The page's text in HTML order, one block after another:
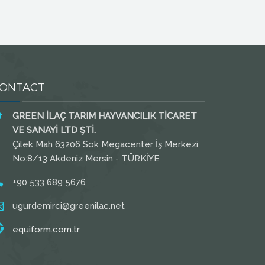
GREEN İLAÇ TARIM HAYVANCILIK TİCARET
VE SANAYİ LTD ŞTİ.
Çilek Mah 63206 Sok Megacenter İş Merkezi
No:8/13 Akdeniz Mersin - TÜRKİYE
+90 533 689 5676
ugurdemirci@greenilac.net
equiform.com.tr